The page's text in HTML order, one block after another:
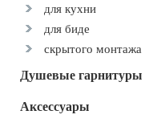
для кухни
для биде
скрытого монтажа
Душевые гарнитуры
Аксессуары